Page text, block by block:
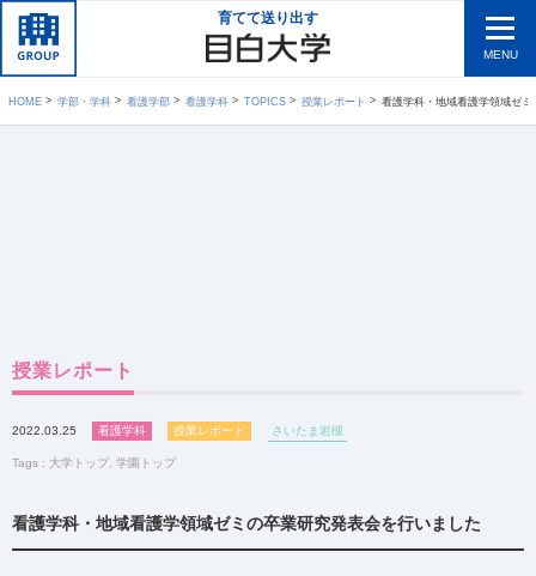
育てて送り出す
MENU
HOME 学部・学科 看護学部 看護学科 TOPICS 授業レポート 看護学科・地域看護学領域ゼ
授業レポート
2022.03.25 看護学科 授業レポート さいたま岩槻
Tags : 大学トップ 学園トップ
看護学科・地域看護学領域ゼミの卒業研究発表会を行いました